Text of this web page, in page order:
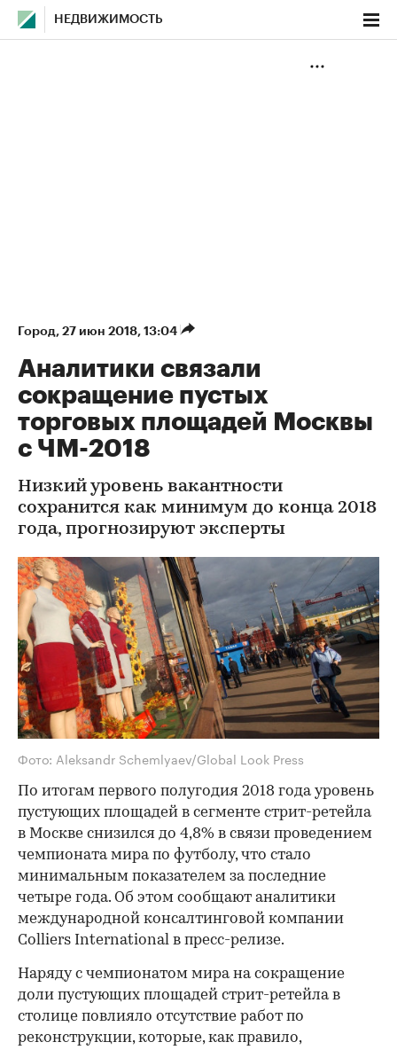
НЕДВИЖИМОСТЬ
Город⁠, 27 июн 2018, 13:04
Аналитики связали
сокращение пустых
торговых площадей Москвы
с ЧМ-2018
Низкий уровень вакантности
сохранится как минимум до конца 2018
года, прогнозируют эксперты
Фото: Aleksandr Schemlyaev/Global Look Press
По итогам первого полугодия 2018 года уровень
пустующих площадей в сегменте стрит-ретейла
в Москве снизился до 4,8% в связи проведением
чемпионата мира по футболу, что стало
минимальным показателем за последние
четыре года. Об этом сообщают аналитики
международной консалтинговой компании
Colliers International в пресс-релизе.
Наряду с чемпионатом мира на сокращение
доли пустующих площадей стрит-ретейла в
столице повлияло отсутствие работ по
реконструкции, которые, как правило,